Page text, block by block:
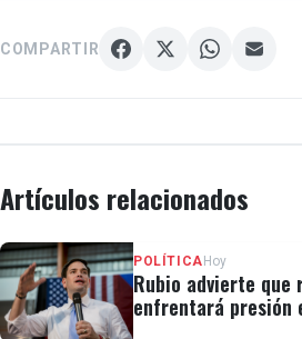
"Pedimos máxima atención a la
La coalición exigió que se
a través de varios mensajes
COMPARTIR
Artículos relacionados
POLÍTICA Hoy
Rubio advierte que
enfrentará presión